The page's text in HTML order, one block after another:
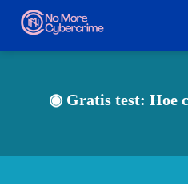
◉ Gratis test: Hoe